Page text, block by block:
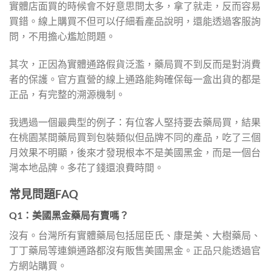
實體店面買的時候會不好意思問太多，拿了就走，反而容易
買錯。線上購買不但可以仔細看產品說明，還能透過客服詢
問，不用擔心尷尬問題。
其次，正因為實體通路假貨泛濫，藥局買不到反而是對消費
者的保護。官方直營的線上通路能夠確保每一盒出貨的都是
正品，有完整的溯源機制。
我遇過一個最典型的例子：有位客人堅持要去藥局買，結果
在桃園某間藥局買到包裝類似但品牌不同的產品，吃了三個
月效果不明顯，後來才發現根本不是美國黑金，而是一個台
灣本地品牌。多花了錢還浪費時間。
常見問題FAQ
Q1：美國黑金藥局有賣嗎？
沒有。台灣所有實體藥局包括屈臣氏、康是美、大樹藥局、
丁丁藥局等連鎖通路都沒有販售美國黑金。正品只能透過官
方網站購買。